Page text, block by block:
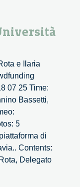
e Ilaria
07 25 Time:
Bassetti,
5
di
Contents:
Delegato